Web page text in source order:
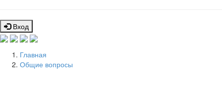
Вход
Главная
Общие вопросы